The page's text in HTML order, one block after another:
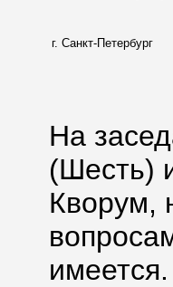
г. Санкт-Петербург
На
(Шесть)
Кворум,
имеется.